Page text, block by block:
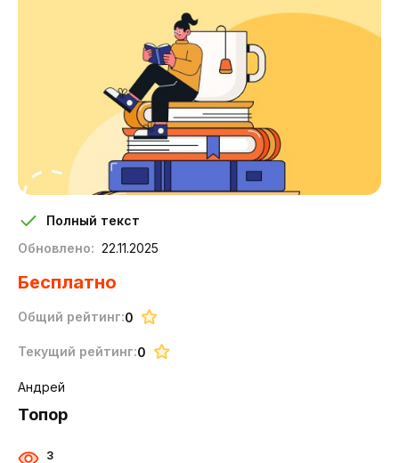
Андрей
Топор
3
Полный текст
Обновлено: 22.11.2025
Бесплатно
Общий рейтинг:0
Текущий рейтинг:0